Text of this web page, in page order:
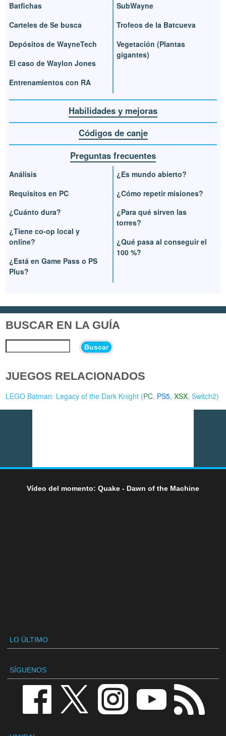
Batfichas
Carteles de Se busca
Depósitos de WayneTech
El caso de Waylon Jones
Entrenamientos con RA
SubWayne
Trofeos de la Batcueva
Vegetación (Plantas
gigantes)
Habilidades y mejoras
Códigos de canje
Preguntas frecuentes
Análisis
Requisitos en PC
¿Cuánto dura?
¿Tiene co-op local y
online?
¿Está en Game Pass o PS
Plus?
¿Es mundo abierto?
¿Cómo repetir misiones?
¿Para qué sirven las
torres?
¿Qué pasa al conseguir el
100 %?
BUSCAR EN LA GUÍA
Buscar
JUEGOS RELACIONADOS
LEGO Batman: Legacy of the Dark Knight (PC, PS5,XSX,Switch2)
Vídeo del momento: Quake - Dawn of the Machine
LO ÚLTIMO
SÍGUENOS